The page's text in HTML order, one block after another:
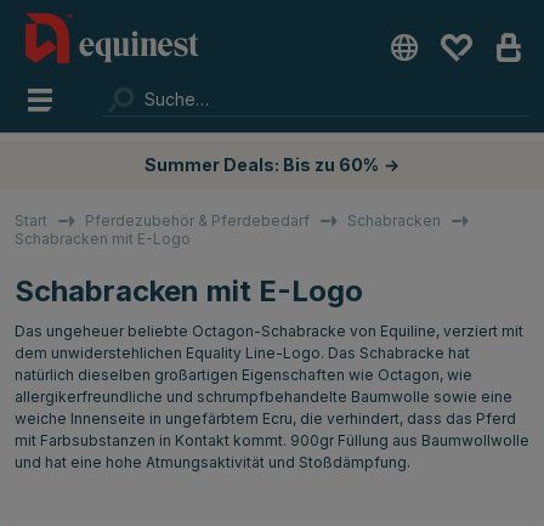
Summer Deals: Bis zu 60% →
Start Pferdezubehör & Pferdebedarf
Schabracken
Schabracken mit E-Logo
Schabracken mit E-Logo
Das ungeheuer beliebte Octagon-Schabracke von Equiline, verziert mit
dem unwiderstehlichen Equality Line-Logo. Das Schabracke hat
natürlich dieselben großartigen Eigenschaften wie Octagon, wie
allergikerfreundliche und schrumpfbehandelte Baumwolle sowie eine
weiche Innenseite in ungefärbtem Ecru, die verhindert, dass das Pferd
mit Farbsubstanzen in Kontakt kommt. 900gr Füllung aus Baumwollwolle
und hat eine hohe Atmungsaktivität und Stoßdämpfung.